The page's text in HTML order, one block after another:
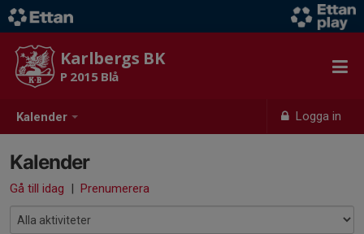
Kalender Logga in
Karlbergs BK
P 2015 Blå
Kalender
Gå till idag | Prenumerera